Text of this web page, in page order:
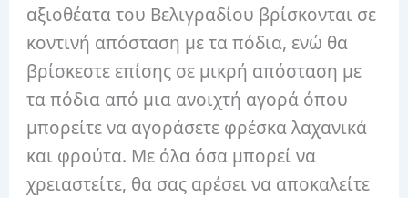
αξιοθέατα του Βελιγραδίου βρίσκονται σε
κοντινή απόσταση με τα πόδια, ενώ θα
βρίσκεστε επίσης σε μικρή απόσταση με
τα πόδια από μια ανοιχτή αγορά όπου
μπορείτε να αγοράσετε φρέσκα λαχανικά
και φρούτα. Με όλα όσα μπορεί να
χρειαστείτε, θα σας αρέσει να αποκαλείτε